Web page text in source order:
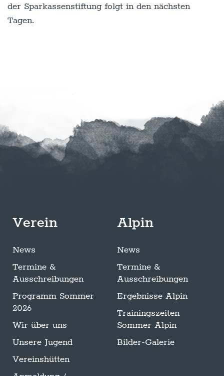
der Sparkassenstiftung folgt in den nächsten
Tagen.
Verein
News
Termine &
Ausschreibungen
Programm Sommer
2026
Wir über uns
Unsere Jugend
Vereinshütten
Alpin
News
Termine &
Ausschreibungen
Ergebnisse Alpin
Trainingszeiten
Sommer Alpin
Bilder-Galerie